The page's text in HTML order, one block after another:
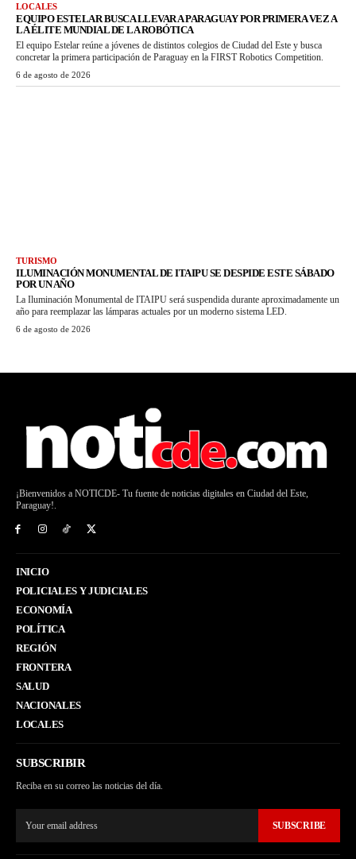
LOCALES
EQUIPO ESTELAR BUSCA LLEVAR A PARAGUAY POR PRIMERA VEZ A
LA ÉLITE MUNDIAL DE LA ROBÓTICA
El equipo Estelar reúne a jóvenes de distintos colegios de Ciudad del Este y busca
concretar la primera participación de Paraguay en la FIRST Robotics Competition.
6 de agosto de 2026
TURISMO
ILUMINACIÓN MONUMENTAL DE ITAIPU SE DESPIDE ESTE SÁBADO
POR UN AÑO
La Iluminación Monumental de ITAIPU será suspendida durante aproximadamente un
año para reemplazar las lámparas actuales por un moderno sistema LED.
6 de agosto de 2026
¡Bienvenidos a NOTICDE- Tu fuente de noticias digitales en Ciudad del Este,
Paraguay!.
INICIO
POLICIALES Y JUDICIALES
ECONOMÍA
POLÍTICA
REGIÓN
FRONTERA
SALUD
NACIONALES
LOCALES
SUBSCRIBIR
Reciba en su correo las noticias del día.
SUBSCRIBE